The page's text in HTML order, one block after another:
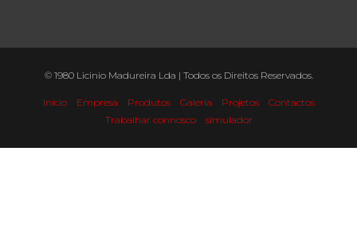
© 1980 Licinio Madureira Lda | Todos os Direitos Reservados.
Início Empresa Produtos Galeria Projetos
Contactos
Trabalhar connosco
simulador